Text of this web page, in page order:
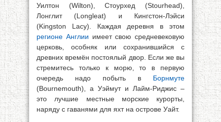
Уилтон (Wilton), Стоурхед (Stourhead),
Лонглит (Longleat) и Кингстон-Лэйси
(Kingston Lacy). Каждая деревня в этом
регионе Англии имеет свою средневековую
церковь, особняк или сохранившийся с
древних времён постоялый двор. Если же вы
стремитесь только к морю, то в первую
очередь надо побыть в Борнмуте
(Bournemouth), а Уэймут и Лайм-Риджис –
это лучшие местные морские курорты,
наряду с гаванями для яхт на острове Уайт.